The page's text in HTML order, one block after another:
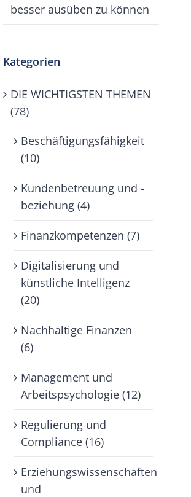
besser ausüben zu können
Kategorien
DIE WICHTIGSTEN THEMEN
(78)
Beschäftigungsfähigkeit
(10)
Kundenbetreuung und -
beziehung (4)
Finanzkompetenzen (7)
Digitalisierung und
künstliche Intelligenz
(20)
Nachhaltige Finanzen
(6)
Management und
Arbeitspsychologie (12)
Regulierung und
Compliance (16)
Erziehungswissenschaften
und